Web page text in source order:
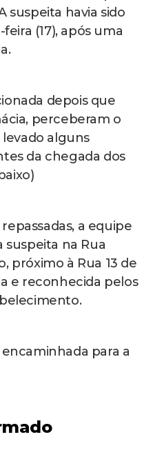
suspeita havia sido
(17), após uma
depois que
perceberam o
alguns
da chegada dos
a equipe
suspeita na Rua
próximo à Rua 13 de
e reconhecida pelos
para a